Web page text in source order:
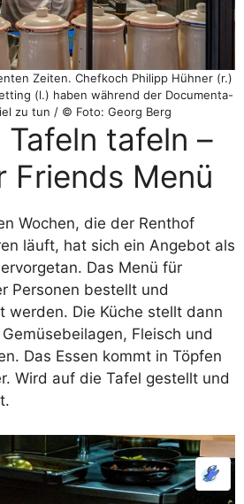
Zeiten. Chefkoch Philipp Hühner (r.)
(l.) haben während der Documenta-
zu tun / © Foto: Georg Berg
Tafeln tafeln –
Friends Menü
Wochen, die der Renthof
läuft, hat sich ein Angebot als
Das Menü für
Personen bestellt und
werden. Die Küche stellt dann
Fleisch und
Das Essen kommt in Töpfen
Wird auf die Tafel gestellt und